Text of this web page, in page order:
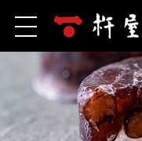
ホーム
商品一覧
新規会員登録
ログイン
杵屋本店とは
お問い合わせ